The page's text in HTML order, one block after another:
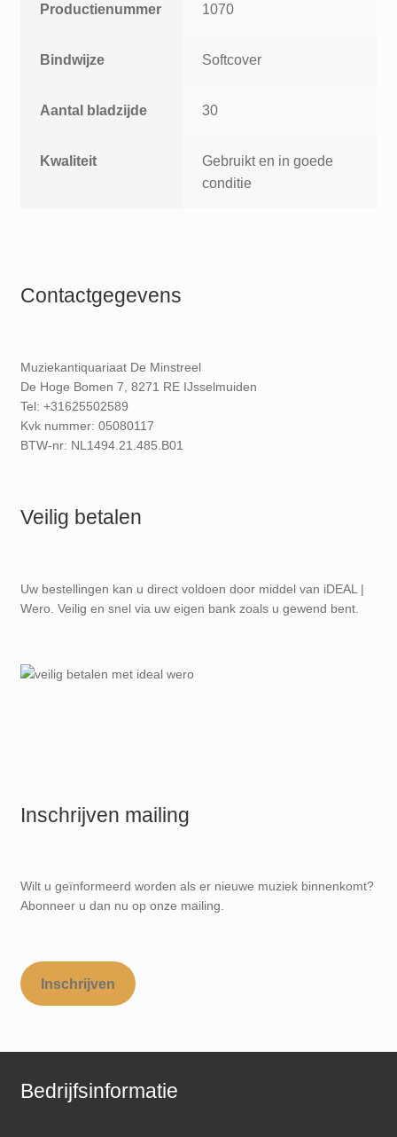
Productienummer 1070
Bindwijze Softcover
Aantal bladzijde 30
Kwaliteit
Gebruikt en in goede
conditie
Contactgegevens
Muziekantiquariaat De Minstreel
De Hoge Bomen 7, 8271 RE IJsselmuiden
Tel: +31625502589
Kvk nummer: 05080117
BTW-nr: NL1494.21.485.B01
Veilig betalen
Uw bestellingen kan u direct voldoen door middel van iDEAL |
Wero. Veilig en snel via uw eigen bank zoals u gewend bent.
Inschrijven mailing
Wilt u geïnformeerd worden als er nieuwe muziek binnenkomt?
Abonneer u dan nu op onze mailing.
Inschrijven
Bedrijfsinformatie